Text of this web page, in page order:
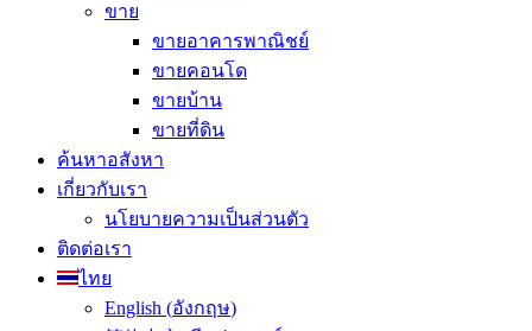
ขาย
ขายอาคารพาณิชย์
ขายคอนโด
ขายบ้าน
ขายที่ดิน
ค้นหาอสังหา
เกี่ยวกับเรา
นโยบายความเป็นส่วนตัว
ติดต่อเรา
ไทย
English (อังกฤษ)